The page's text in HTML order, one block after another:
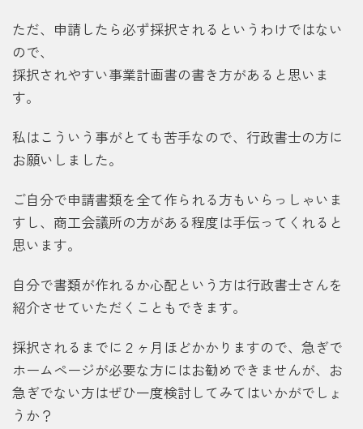
ただ、申請したら必ず採択されるというわけではない
ので、
採択されやすい事業計画書の書き方があると思いま
す。
私はこういう事がとても苦手なので、行政書士の方に
お願いしました。
ご自分で申請書類を全て作られる方もいらっしゃいま
すし、商工会議所の方がある程度は手伝ってくれると
思います。
自分で書類が作れるか心配という方は行政書士さんを
紹介させていただくこともできます。
採択されるまでに２ヶ月ほどかかりますので、急ぎで
ホームページが必要な方にはお勧めできませんが、お
急ぎでない方はぜひ一度検討してみてはいかがでしょ
うか？